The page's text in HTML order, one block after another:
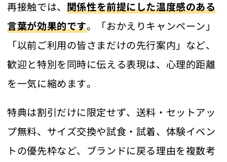
再接触では、 関係性を前提にした温度感のある
言葉が効果的です。「おかえりキャンペーン」
「以前ご利用の皆さまだけの先行案内」など、
歓迎と特別を同時に伝える表現は、心理的距離
を一気に縮めます。
特典は割引だけに限定せず、送料・セットアッ
プ無料、サイズ交換や試食・試着、体験イベン
トの優先枠など、ブランドに戻る理由を複数考